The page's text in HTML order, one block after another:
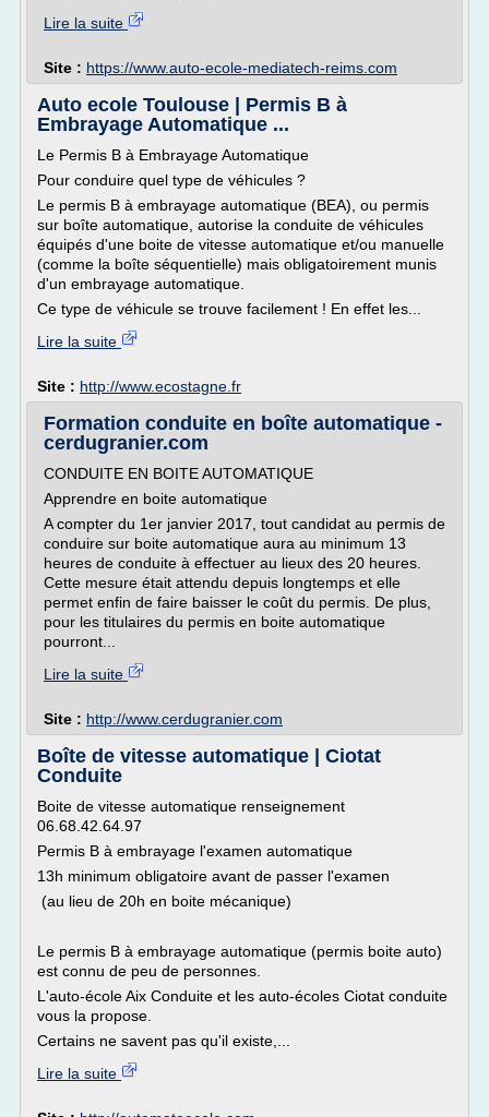
Lire la suite
Site : https://www.auto-ecole-mediatech-reims.com
Auto ecole Toulouse | Permis B à
Embrayage Automatique ...
Le Permis B à Embrayage Automatique
Pour conduire quel type de véhicules ?
Le permis B à embrayage automatique (BEA), ou permis
sur boîte automatique, autorise la conduite de véhicules
équipés d'une boite de vitesse automatique et/ou manuelle
(comme la boîte séquentielle) mais obligatoirement munis
d'un embrayage automatique.
Ce type de véhicule se trouve facilement ! En effet les...
Lire la suite
Site : http://www.ecostagne.fr
Formation conduite en boîte automatique -
cerdugranier.com
CONDUITE EN BOITE AUTOMATIQUE
Apprendre en boite automatique
A compter du 1er janvier 2017, tout candidat au permis de
conduire sur boite automatique aura au minimum 13
heures de conduite à effectuer au lieux des 20 heures.
Cette mesure était attendu depuis longtemps et elle
permet enfin de faire baisser le coût du permis. De plus,
pour les titulaires du permis en boite automatique
pourront...
Lire la suite
Site : http://www.cerdugranier.com
Boîte de vitesse automatique | Ciotat
Conduite
Boite de vitesse automatique renseignement
06.68.42.64.97
Permis B à embrayage l'examen automatique
13h minimum obligatoire avant de passer l'examen
(au lieu de 20h en boite mécanique)
Le permis B à embrayage automatique (permis boite auto)
est connu de peu de personnes.
L'auto-école Aix Conduite et les auto-écoles Ciotat conduite
vous la propose.
Certains ne savent pas qu'il existe,...
Lire la suite